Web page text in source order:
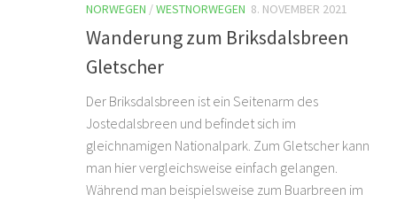
NORWEGEN /WESTNORWEGEN 8. NOVEMBER 2021
Wanderung zum Briksdalsbreen
Gletscher
Der Briksdalsbreen ist ein Seitenarm des
Jostedalsbreen und befindet sich im
gleichnamigen Nationalpark. Zum Gletscher kann
man hier vergleichsweise einfach gelangen.
Während man beispielsweise zum Buarbreen im